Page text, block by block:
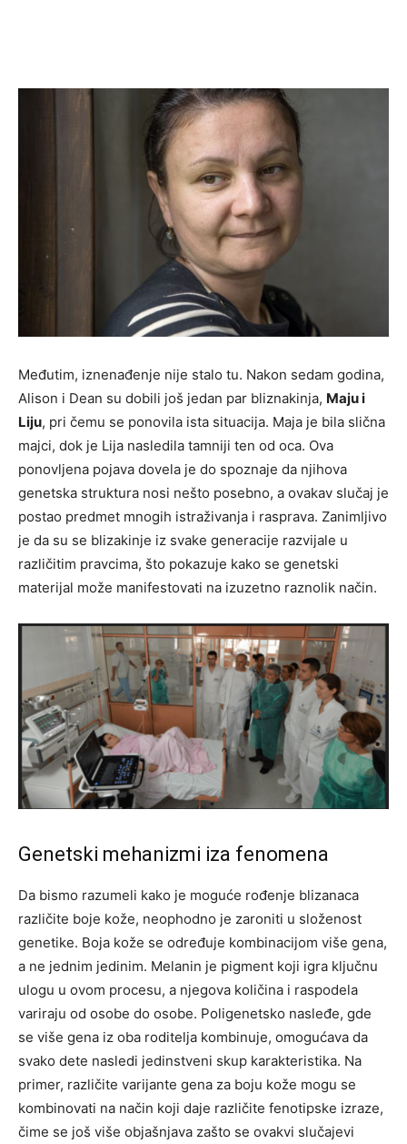
Međutim, iznenađenje nije stalo tu. Nakon sedam godina,
Alison i Dean su dobili još jedan par bliznakinja, Maju i
Liju, pri čemu se ponovila ista situacija. Maja je bila slična
majci, dok je Lija nasledila tamniji ten od oca. Ova
ponovljena pojava dovela je do spoznaje da njihova
genetska struktura nosi nešto posebno, a ovakav slučaj je
postao predmet mnogih istraživanja i rasprava. Zanimljivo
je da su se blizakinje iz svake generacije razvijale u
različitim pravcima, što pokazuje kako se genetski
materijal može manifestovati na izuzetno raznolik način.
Genetski mehanizmi iza fenomena
Da bismo razumeli kako je moguće rođenje blizanaca
različite boje kože, neophodno je zaroniti u složenost
genetike. Boja kože se određuje kombinacijom više gena,
a ne jednim jedinim. Melanin je pigment koji igra ključnu
ulogu u ovom procesu, a njegova količina i raspodela
variraju od osobe do osobe. Poligenetsko nasleđe, gde
se više gena iz oba roditelja kombinuje, omogućava da
svako dete nasledi jedinstveni skup karakteristika. Na
primer, različite varijante gena za boju kože mogu se
kombinovati na način koji daje različite fenotipske izraze,
čime se još više objašnjava zašto se ovakvi slučajevi